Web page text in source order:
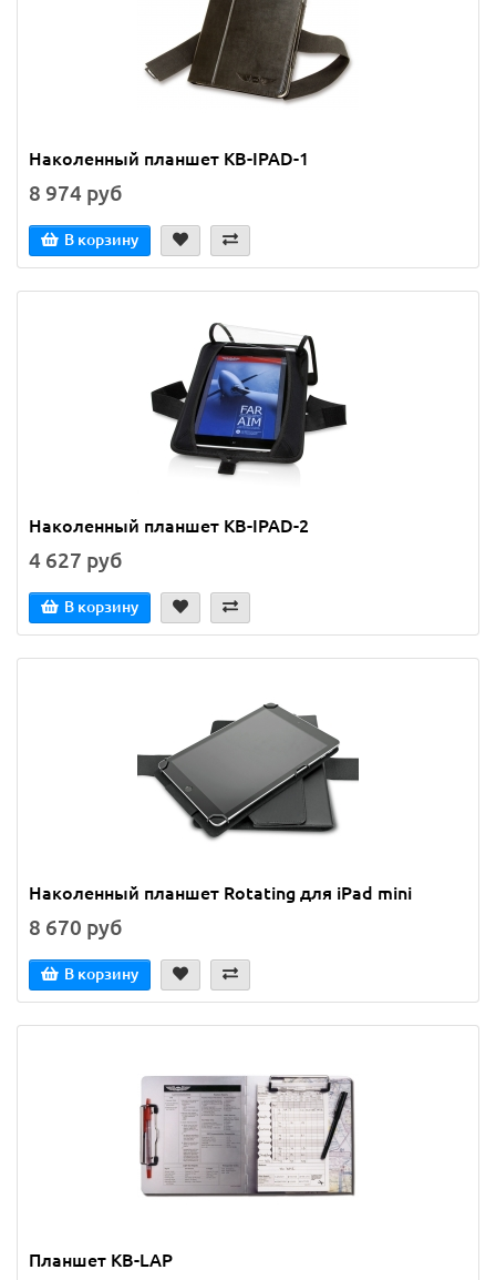
Наколенный планшет KB-IPAD-1
8 974 руб
В корзину
Наколенный планшет KB-IPAD-2
4 627 руб
В корзину
Наколенный планшет Rotating для iPad mini
8 670 руб
В корзину
Планшет KB-LAP